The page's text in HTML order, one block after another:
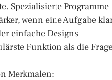
Spezialisierte Programme
wenn eine Aufgabe
einfache Designs
Funktion als die
Merkmalen: